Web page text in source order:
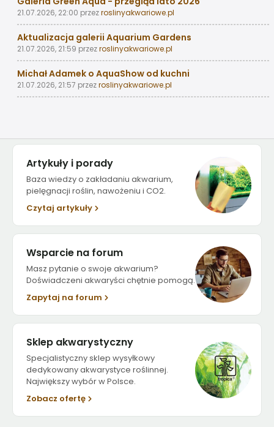
21.07.2026, 22:00 przezroslinyakwariowe.pl
Aktualizacja galerii Aquarium Gardens
21.07.2026, 21:59 przezroslinyakwariowe.pl
Michał Adamek o AquaShow od kuchni
21.07.2026, 21:57 przezroslinyakwariowe.pl
Artykuły i porady
Baza wiedzy o zakładaniu akwarium,
pielęgnacji roślin, nawożeniu i CO2.
Czytaj artykuły
Wsparcie na forum
Masz pytanie o swoje akwarium?
Doświadczeni akwaryści chętnie pomogą.
Zapytaj na forum
Sklep akwarystyczny
Specjalistyczny sklep wysyłkowy
dedykowany akwarystyce roślinnej.
Największy wybór w Polsce.
Zobacz ofertę